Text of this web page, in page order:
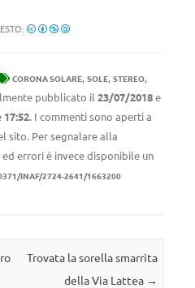
CORONA SOLARE, SOLE, STEREO,
pubblicato il 23/07/2018e
17:52. I commenti sono aperti a
sito. Per segnalare alla
errori è invece disponibile un
INAF/2724-2641/1663200
Trovata la sorella smarrita
della Via Lattea →